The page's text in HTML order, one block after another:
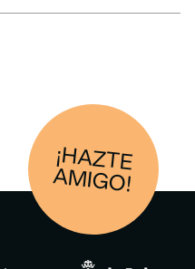
¡HAZTE
AM
IGO!